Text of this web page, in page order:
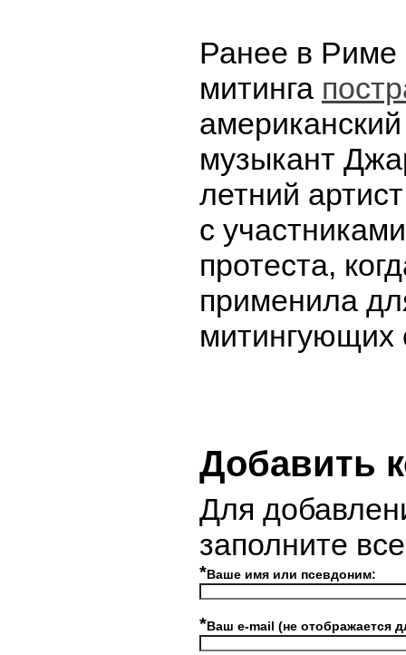
Ранее в Риме
митинга
музыкант
летний
с
протеста,
применила
митингующих
Добавить
Для
заполните
*Ваше имя или псевдоним:
*Ваш e-mail (не отображается